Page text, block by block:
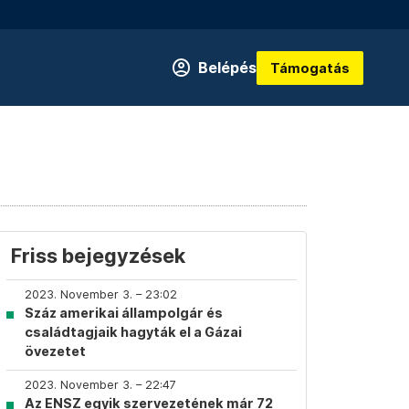
Belépés Támogatás
Friss bejegyzések
2023. November 3. – 23:02
Száz amerikai állampolgár és
családtagjaik hagyták el a Gázai
övezetet
2023. November 3. – 22:47
Az ENSZ egyik szervezetének már 72